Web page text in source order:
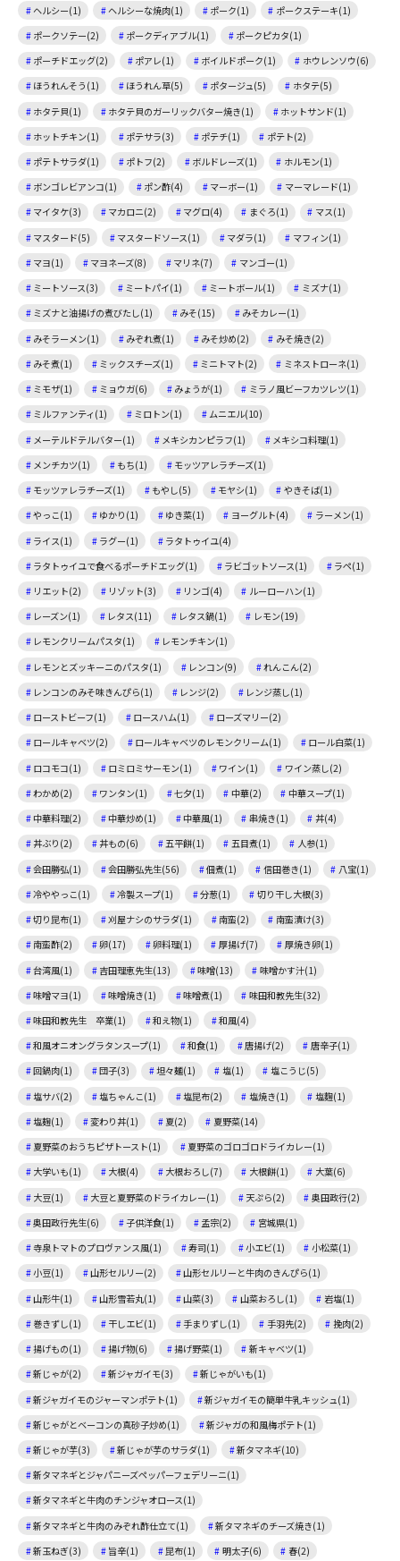
ヘルシー(1) ヘルシーな焼肉(1) ポーク(1)
ポークステーキ(1)
ポークソテー(2)
ポークディアブル(1)
ポークピカタ(1)
ポーチドエッグ(2)
ポアレ(1) ボイルドポーク(1)
ホウレンソウ(6)
ほうれんそう(1)
ほうれん草(5) ポタージュ(5)
ホタテ(5)
ホタテ貝(1)
ホタテ貝のガーリックバター焼き(1)
ホットサンド(1)
ホットチキン(1)
ポテサラ(3) ポテチ(1)
ポテト(2)
ポテトサラダ(1)
ポトフ(2) ボルドレーズ(1)
ホルモン(1)
ボンゴレビアンコ(1)
ポン酢(4) マーボー(1)
マーマレード(1)
マイタケ(3)
マカロニ(2) マグロ(4) まぐろ(1)
マス(1)
マスタード(5)
マスタードソース(1) マダラ(1)
マフィン(1)
マヨ(1)
マヨネーズ(8) マリネ(7)
マンゴー(1)
ミートソース(3)
ミートパイ(1) ミートボール(1)
ミズナ(1)
ミズナと油揚げの煮びたし(1)
みそ(15)
みそカレー(1)
みそラーメン(1)
みぞれ煮(1) みそ炒め(2)
みそ焼き(2)
みそ煮(1)
ミックスチーズ(1) ミニトマト(2)
ミネストローネ(1)
ミモザ(1)
ミョウガ(6) みょうが(1)
ミラノ風ビーフカツレツ(1)
ミルファンティ(1)
ミロトン(1)
ムニエル(10)
メーテルドテルバター(1)
メキシカンピラフ(1)
メキシコ料理(1)
メンチカツ(1)
もち(1)
モッツアレラチーズ(1)
モッツァレラチーズ(1)
もやし(5) モヤシ(1)
やきそば(1)
やっこ(1)
ゆかり(1) ゆき菜(1) ヨーグルト(4)
ラーメン(1)
ライス(1)
ラグー(1)
ラタトゥイユ(4)
ラタトゥイユで食べるポーチドエッグ(1)
ラビゴットソース(1)
ラペ(1)
リエット(2)
リゾット(3) リンゴ(4)
ルーローハン(1)
レーズン(1)
レタス(11) レタス鍋(1)
レモン(19)
レモンクリームパスタ(1)
レモンチキン(1)
レモンとズッキーニのパスタ(1)
レンコン(9)
れんこん(2)
レンコンのみそ味きんぴら(1)
レンジ(2)
レンジ蒸し(1)
ローストビーフ(1)
ロースハム(1)
ローズマリー(2)
ロールキャベツ(2)
ロールキャベツのレモンクリーム(1)
ロール白菜(1)
ロコモコ(1)
ロミロミサーモン(1) ワイン(1)
ワイン蒸し(2)
わかめ(2)
ワンタン(1) 七夕(1) 中華(2)
中華スープ(1)
中華料理(2)
中華炒め(1) 中華風(1) 串焼き(1)
丼(4)
丼ぶり(2)
丼もの(6) 五平餅(1) 五目煮(1)
人参(1)
会田勝弘(1)
会田勝弘先生(56) 佃煮(1) 信田巻き(1)
八宝(1)
冷ややっこ(1)
冷製スープ(1) 分葱(1)
切り干し大根(3)
切り昆布(1)
刈屋ナシのサラダ(1) 南蛮(2)
南蛮漬け(3)
南蛮酢(2)
卵(17) 卵料理(1) 厚揚げ(7)
厚焼き卵(1)
台湾風(1)
吉田理恵先生(13) 味噌(13)
味噌かす汁(1)
味噌マヨ(1)
味噌焼き(1) 味噌煮(1)
味田和教先生(32)
味田和教先生 卒業(1)
和え物(1)
和風(4)
和風オニオングラタンスープ(1)
和食(1) 唐揚げ(2)
唐辛子(1)
回鍋肉(1)
団子(3) 坦々麺(1) 塩(1)
塩こうじ(5)
塩サバ(2)
塩ちゃんこ(1) 塩昆布(2) 塩焼き(1)
塩麴(1)
塩麹(1)
変わり丼(1) 夏(2)
夏野菜(14)
夏野菜のおうちピザトースト(1)
夏野菜のゴロゴロドライカレー(1)
大学いも(1)
大根(4) 大根おろし(7) 大根餅(1)
大葉(6)
大豆(1)
大豆と夏野菜のドライカレー(1) 天ぷら(2)
奥田政行(2)
奥田政行先生(6)
子供洋食(1) 孟宗(2)
宮城県(1)
寺泉トマトのプロヴァンス風(1)
寿司(1) 小エビ(1)
小松菜(1)
小豆(1)
山形セルリー(2)
山形セルリーと牛肉のきんぴら(1)
山形牛(1)
山形雪若丸(1) 山菜(3) 山菜おろし(1)
岩塩(1)
巻きずし(1)
干しエビ(1) 手まりずし(1) 手羽先(2)
挽肉(2)
揚げもの(1)
揚げ物(6) 揚げ野菜(1)
新キャベツ(1)
新じゃが(2)
新ジャガイモ(3)
新じゃがいも(1)
新ジャガイモのジャーマンポテト(1)
新ジャガイモの簡単牛乳キッシュ(1)
新じゃがとベーコンの真砂子炒め(1)
新ジャガの和風梅ポテト(1)
新じゃが芋(3)
新じゃが芋のサラダ(1)
新タマネギ(10)
新タマネギとジャパニーズペッパーフェデリーニ(1)
新タマネギと牛肉のチンジャオロース(1)
新タマネギと牛肉のみぞれ酢仕立て(1)
新タマネギのチーズ焼き(1)
新玉ねぎ(3)
旨辛(1) 昆布(1) 明太子(6)
春(2)